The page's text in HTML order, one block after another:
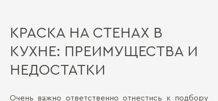
КРАСКА НА СТЕНАХ В
КУХНЕ: ПРЕИМУЩЕСТВА И
НЕДОСТАТКИ
Очень важно ответственно отнестись к подбору